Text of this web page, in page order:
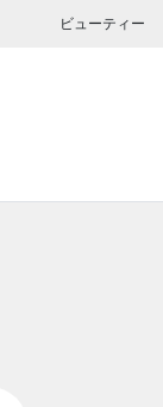
ビューティー